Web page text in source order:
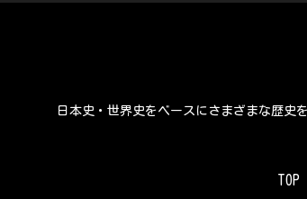
日本史・世界史をベースにさまざまな歴史
TOP